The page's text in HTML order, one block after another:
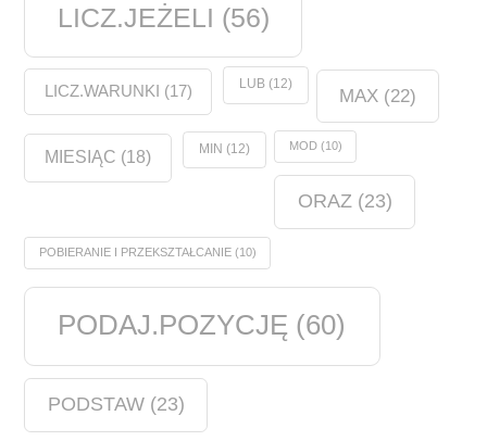
LICZ.JEŻELI (56)
LICZ.WARUNKI (17) LUB(12)
MAX(22)
MIESIĄC (18) MIN (12) MOD(10)
ORAZ(23)
POBIERANIE I PRZEKSZTAŁCANIE(10)
PODAJ.POZYCJĘ (60)
PODSTAW(23)